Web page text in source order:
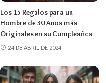
Los 15 Regalos para un
Hombre de 30 Años más
Originales en su Cumpleaños
24 DE ABRIL DE 2024